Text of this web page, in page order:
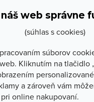
web správne
(súhlas s cookies)
súborov
Kliknutím na tlačidlo
a zároveň vám
online nakupovaní.